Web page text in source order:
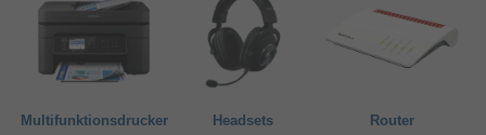
Multifunktionsdrucker Headsets Router